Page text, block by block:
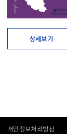
상세보기
개인정보처리방침